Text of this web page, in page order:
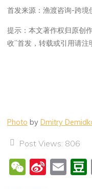
首发来源：渔渡咨询-跨境
提示：本文著作权归原创
收”首发，转载或引用请注
Photo byDmitry
Post Views: 806
W Si E